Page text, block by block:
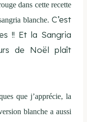
dans cette recette
blanche. C’est
!! Et la Sangria
de Noël plaît
que j’apprécie, la
blanche a aussi